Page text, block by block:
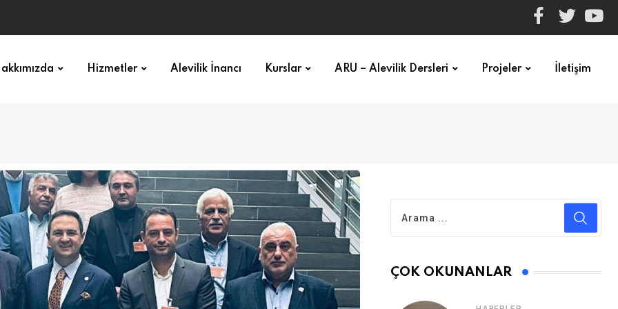
Hizmetler Alevilik İnancı Kurslar ARU – Alevilik Dersleri Projeler İletişim
ÇOK OKUNANLAR